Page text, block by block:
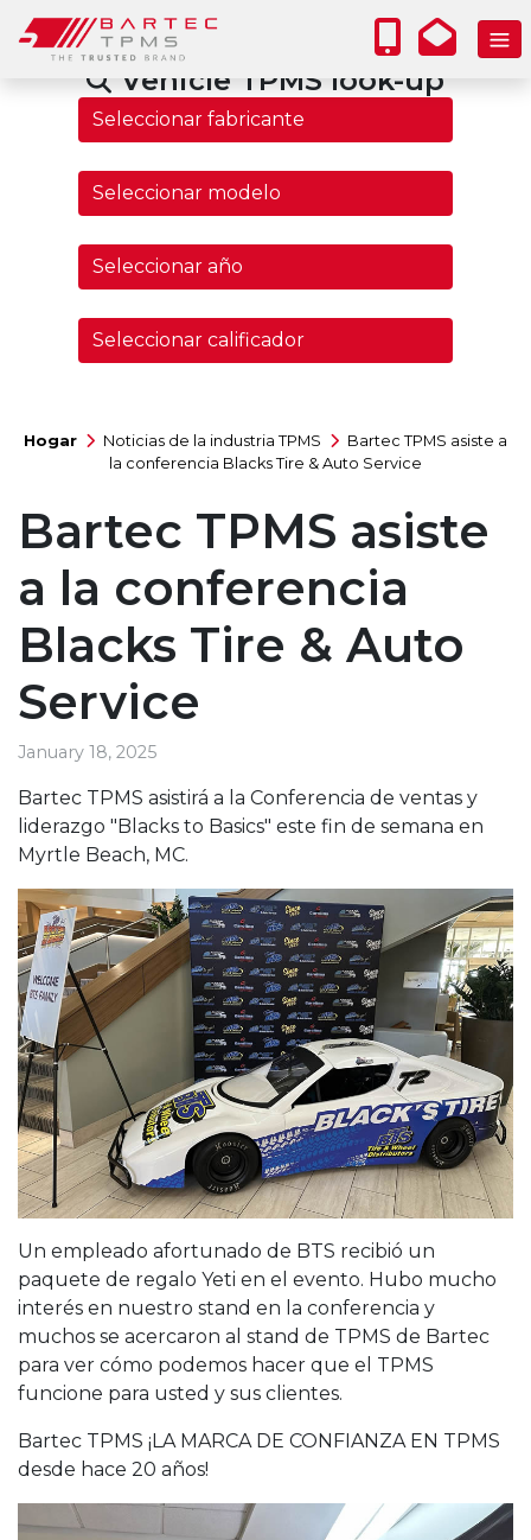
Vehicle TPMS look-up
Hogar Noticias de la industria TPMS
Bartec TPMS asiste a
la conferencia Blacks Tire & Auto Service
Bartec TPMS asiste
a la conferencia
Blacks Tire & Auto
Service
January 18, 2025
Bartec TPMS asistirá a la Conferencia de ventas y
liderazgo "Blacks to Basics" este fin de semana en
Myrtle Beach, MC.
Un empleado afortunado de BTS recibió un
paquete de regalo Yeti en el evento. Hubo mucho
interés en nuestro stand en la conferencia y
muchos se acercaron al stand de TPMS de Bartec
para ver cómo podemos hacer que el TPMS
funcione para usted y sus clientes.
Bartec TPMS ¡LA MARCA DE CONFIANZA EN TPMS
desde hace 20 años!